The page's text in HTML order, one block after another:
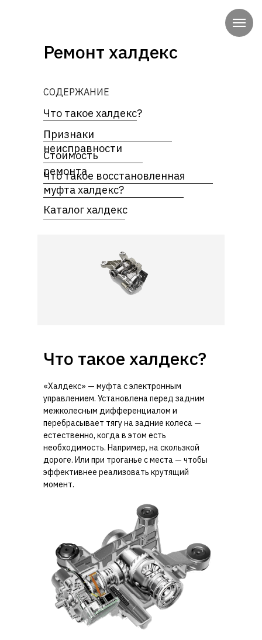
Ремонт халдекс
СОДЕРЖАНИЕ
Что такое халдекс?
Признаки
неисправности
Стоимость
ремонта
Что такое восстановленная
муфта халдекс?
Каталог халдекс
Что такое халдекс?
«Халдекс» — муфта с электронным
управлением. Установлена перед задним
межколесным дифференциалом и
перебрасывает тягу на задние колеса —
естественно, когда в этом есть
необходимость. Например, на скользкой
дороге. Или при троганье с места — чтобы
эффективнее реализовать крутящий
момент.